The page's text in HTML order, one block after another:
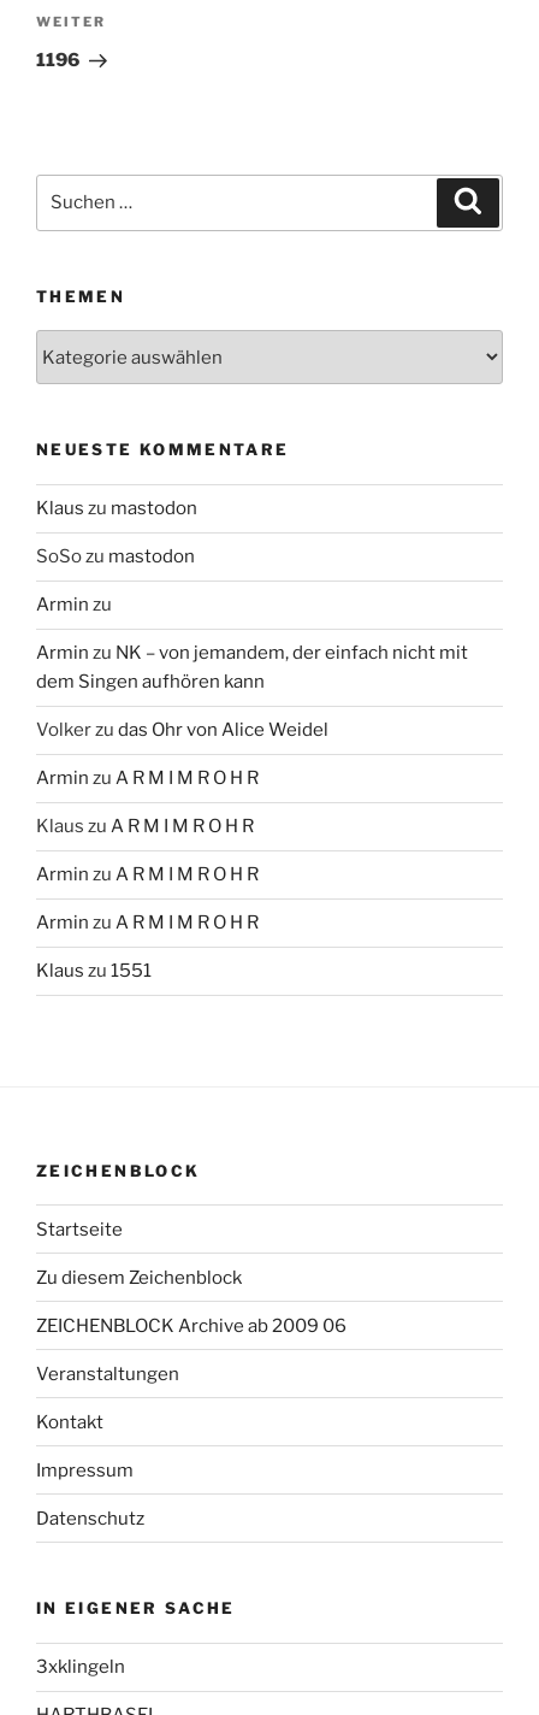
Nächster
Beitrag
WEITER
1196
Suchen
THEMEN
NEUESTE KOMMENTARE
Klaus zu mastodon
SoSozu mastodon
Armin zu
Armin zu NK – von jemandem, der einfach nicht mit
dem Singen aufhören kann
Volkerzu das Ohr von Alice Weidel
Armin zu A R M I M R O H R
Klaus zu A R M I M R O H R
Armin zu A R M I M R O H R
Armin zu A R M I M R O H R
Klaus zu 1551
ZEICHENBLOCK
Startseite
Zu diesem Zeichenblock
ZEICHENBLOCK Archive ab 2009 06
Veranstaltungen
Kontakt
Impressum
Datenschutz
IN EIGENER SACHE
3xklingeln